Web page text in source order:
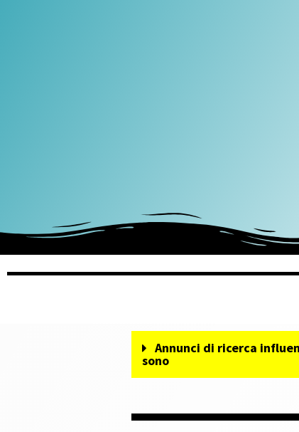
Annunci di ricerca
sono